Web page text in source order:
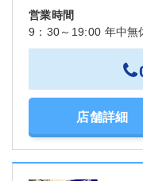
営業時間
9：30～19:00 年中無
店舗詳細